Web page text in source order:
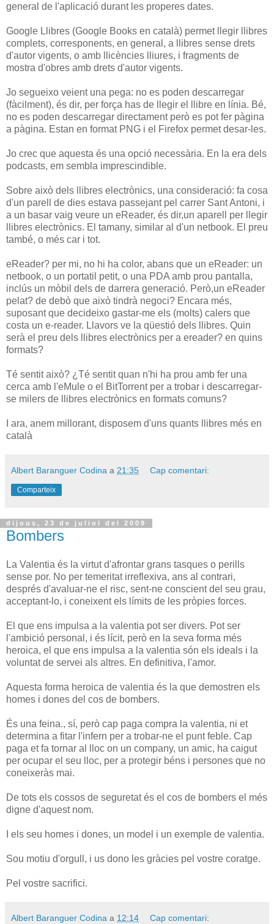
general de l'aplicació durant les properes dates.
Google Llibres (Google Books en català) permet llegir llibres
complets, corresponents, en general, a llibres sense drets
d'autor vigents, o amb llicències lliures, i fragments de
mostra d'obres amb drets d'autor vigents.
Jo segueixo veient una pega: no es poden descarregar
(fàcilment), és dir, per força has de llegir el llibre en línia. Bé,
no es poden descarregar directament però es pot fer pàgina
a pàgina. Estan en format PNG i el Firefox permet desar-les.
Jo crec que aquesta és una opció necessària. En la era dels
podcasts, em sembla imprescindible.
Sobre això dels llibres electrònics, una consideració: fa cosa
d'un parell de dies estava passejant pel carrer Sant Antoni, i
a un basar vaig veure un eReader, és dir,un aparell per llegir
llibres electrònics. El tamany, similar al d'un netbook. El preu
també, o més car i tot.
eReader? per mi, no hi ha color, abans que un eReader: un
netbook, o un portatil petit, o una PDA amb prou pantalla,
inclús un mòbil dels de darrera generació. Però,un eReader
pelat? de debò que això tindrà negoci? Encara més,
suposant que decideixo gastar-me els (molts) calers que
costa un e-reader. Llavors ve la qüestió dels llibres. Quin
serà el preu dels llibres electrònics per a ereader? en quins
formats?
Té sentit això? ¿Té sentit quan n'hi ha prou amb fer una
cerca amb l'eMule o el BitTorrent per a trobar i descarregar-
se milers de llibres electrònics en formats comuns?
I ara, anem millorant, disposem d'uns quants llibres més en
català
Albert Baranguer Codina a 21:35 Cap comentari:
Comparteix
dijous, 23 de juliol del 2009
Bombers
La Valentia és la virtut d'afrontar grans tasques o perills
sense por. No per temeritat irreflexiva, ans al contrari,
després d'avaluar-ne el risc, sent-ne conscient del seu grau,
acceptant-lo, i coneixent els límits de les pròpies forces.
El que ens impulsa a la valentia pot ser divers. Pot ser
l'ambició personal, i és lícit, però en la seva forma més
heroica, el que ens impulsa a la valentia són els ideals i la
voluntat de servei als altres. En definitiva, l'amor.
Aquesta forma heroica de valentia és la que demostren els
homes i dones del cos de bombers.
És una feina., sí, però cap paga compra la valentia, ni et
determina a fitar l'infern per a trobar-ne el punt feble. Cap
paga et fa tornar al lloc on un company, un amic, ha caigut
per ocupar el seu lloc, per a protegir béns i persones que no
coneixeràs mai.
De tots els cossos de seguretat és el cos de bombers el més
digne d'aquest nom.
I els seu homes i dones, un model i un exemple de valentia.
Sou motiu d'orgull, i us dono les gràcies pel vostre coratge.
Pel vostre sacrifici.
Albert Baranguer Codina a 12:14 Cap comentari: